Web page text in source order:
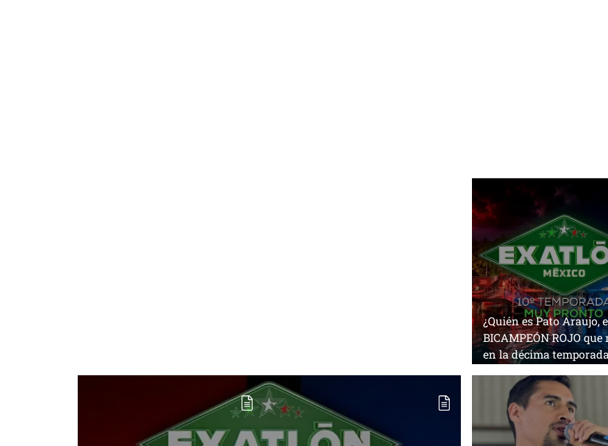
¿Quién es Pato Araujo,
BICAMPEÓN ROJO que
en la décima